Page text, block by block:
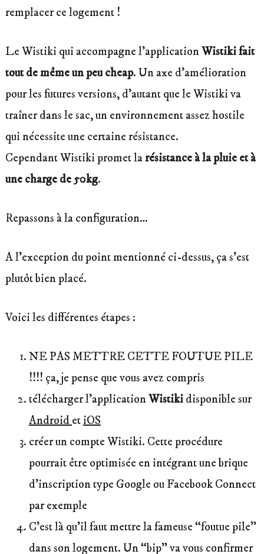
remplacer ce logement !
Le Wistiki qui accompagne l’applicationWistiki fait
tout de même un peu cheap. Un axe d’amélioration
pour les futures versions, d’autant que le Wistiki va
traîner dans le sac, un environnement assez hostile
qui nécessite une certaine résistance.
Cependant Wistiki promet larésistance à la pluie et à
une charge de 50kg.
Repassons à la configuration…
A l’exception du point mentionné ci-dessus, ça s’est
plutôt bien placé.
Voici les différentes étapes :
NE PAS METTRE CETTE FOUTUE PILE
!!!! ça, je pense que vous avez compris
télécharger l’applicationWistikidisponible sur
AndroidetiOS
créer un compte Wistiki. Cette procédure
pourrait être optimisée en intégrant une brique
d’inscription type Google ou Facebook Connect
par exemple
C’est là qu’il faut mettre la fameuse “foutue pile”
dans son logement. Un “bip” va vous confirmer